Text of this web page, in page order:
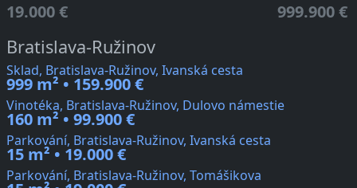
19.000 € 999.900 €
Bratislava-Ružinov
Sklad, Bratislava-Ružinov, Ivanská cesta
999 m² • 159.900 €
Vinotéka, Bratislava-Ružinov, Dulovo námestie
160 m² • 99.900 €
Parkování, Bratislava-Ružinov, Ivanská cesta
15 m² • 19.000 €
Parkování, Bratislava-Ružinov, Tomášikova